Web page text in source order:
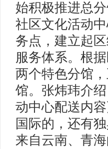
始积极推进总
社区文化活动
务点，建立起
服务体系。根
两个特色分馆
馆。张炜玮介
动中心配送内
国际的，还有
来自云南、青